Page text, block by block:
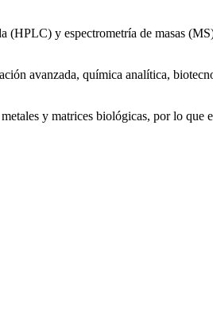
(HPLC) y espectrometría de masas
avanzada, química analítica,
y matrices biológicas, por lo que